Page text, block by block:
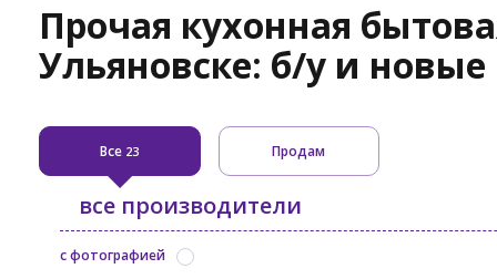
Прочая кухонная
Ульяновске: б/у и новые
Все 23 Продам
все производители
с фотографией